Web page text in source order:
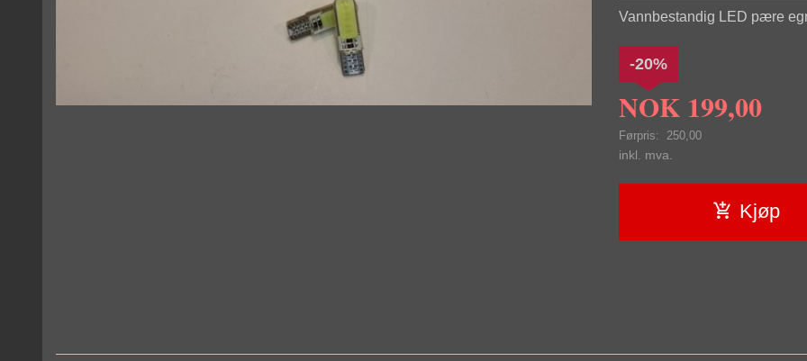
Vannbestandig LED pære
NOK 199,00
Førpris: 250,00
Rabatt
-20%
inkl. mva.
Kjøp